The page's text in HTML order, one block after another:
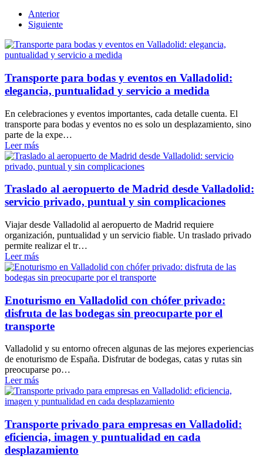
Anterior
Siguiente
Transporte para bodas y eventos en Valladolid:
elegancia, puntualidad y servicio a medida
En celebraciones y eventos importantes, cada detalle cuenta. El
transporte para bodas y eventos no es solo un desplazamiento, sino
parte de la expe…
Leer más
Traslado al aeropuerto de Madrid desde Valladolid:
servicio privado, puntual y sin complicaciones
Viajar desde Valladolid al aeropuerto de Madrid requiere
organización, puntualidad y un servicio fiable. Un traslado privado
permite realizar el tr…
Leer más
Enoturismo en Valladolid con chófer privado:
disfruta de las bodegas sin preocuparte por el
transporte
Valladolid y su entorno ofrecen algunas de las mejores experiencias
de enoturismo de España. Disfrutar de bodegas, catas y rutas sin
preocuparse po…
Leer más
Transporte privado para empresas en Valladolid:
eficiencia, imagen y puntualidad en cada
desplazamiento